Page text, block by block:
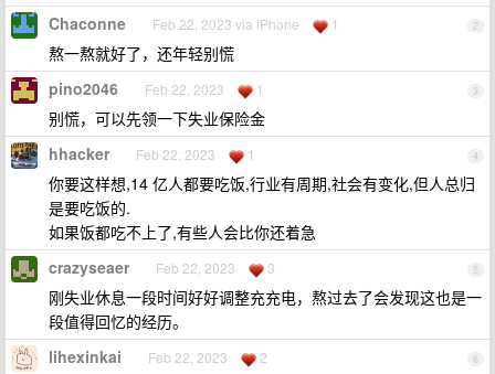
2
Chaconne Feb 22, 2023 via iPhone 1
熬一熬就好了，还年轻别慌
3
pino2046 Feb 22, 2023 1
别慌，可以先领一下失业保险金
4
hhacker Feb 22, 2023 1
你要这样想,14 亿人都要吃饭,行业有周期,社会有变化,但人总归
是要吃饭的.
如果饭都吃不上了,有些人会比你还着急
5
crazyseaer Feb 22, 2023 3
刚失业休息一段时间好好调整充充电，熬过去了会发现这也是一
段值得回忆的经历。
6
lihexinkai Feb 22, 2023 2